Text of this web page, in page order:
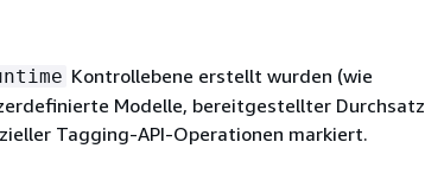
Kontrollebene erstellt wurden (wie
Modelle, bereitgestellter Durchsatz
Tagging-API-Operationen markiert.